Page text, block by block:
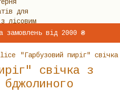
замовлень від 2000 ₴
"Гарбузовий пиріг"
свічка з